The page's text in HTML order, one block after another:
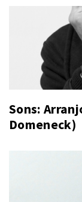
Sons:
Domeneck)